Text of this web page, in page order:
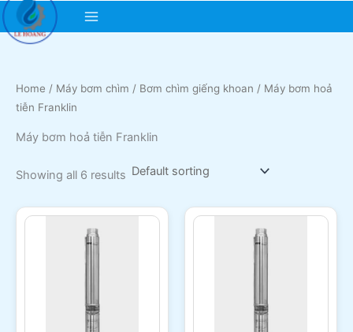
Skip
to
content
Main
Home / Máy bơm chìm / Bơm chìm giếng khoan / Máy bơm hoả
tiễn Franklin
Máy bơm hoả tiễn Franklin
Showing all 6 results